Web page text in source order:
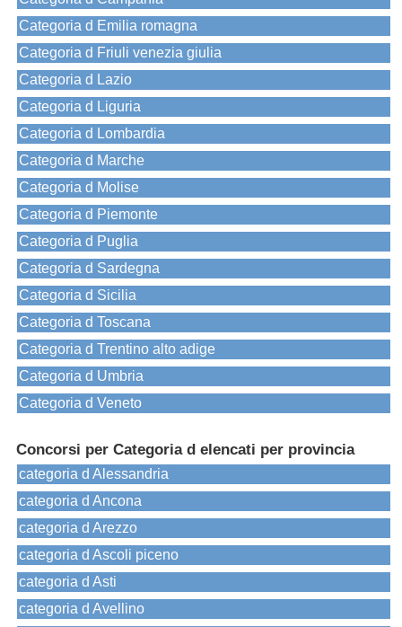
Categoria d Emilia romagna
Categoria d Friuli venezia giulia
Categoria d Lazio
Categoria d Liguria
Categoria d Lombardia
Categoria d Marche
Categoria d Molise
Categoria d Piemonte
Categoria d Puglia
Categoria d Sardegna
Categoria d Sicilia
Categoria d Toscana
Categoria d Trentino alto adige
Categoria d Umbria
Categoria d Veneto
Concorsi per Categoria d elencati per provincia
categoria d Alessandria
categoria d Ancona
categoria d Arezzo
categoria d Ascoli piceno
categoria d Asti
categoria d Avellino